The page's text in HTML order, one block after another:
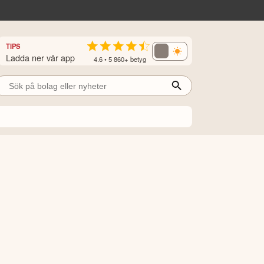
TIPS
Ladda ner vår app 4.6 • 5 860+ betyg